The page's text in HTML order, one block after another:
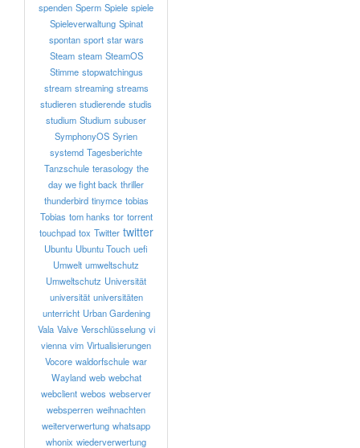
spenden Sperm Spiele spiele
Spieleverwaltung Spinat
spontan sport star wars
Steam steam SteamOS
Stimme stopwatchingus
stream streaming streams
studieren studierende studis
studium Studium subuser
SymphonyOS Syrien
systemd Tagesberichte
Tanzschule terasology the
day we fight back thriller
thunderbird tinymce tobias
Tobias tom hanks tor torrent
touchpad tox Twitter twitter
Ubuntu Ubuntu Touch uefi
Umwelt umweltschutz
Umweltschutz Universität
universität universitäten
unterricht Urban Gardening
Vala Valve Verschlüsselung vi
vienna vim Virtualisierungen
Vocore waldorfschule war
Wayland web webchat
webclient webos webserver
websperren weihnachten
weiterverwertung whatsapp
whonix wiederverwertung